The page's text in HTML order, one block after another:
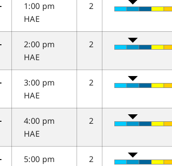
1:00 pm
HAE
2
2:00 pm
HAE
2
3:00 pm
HAE
2
4:00 pm
HAE
2
5:00 pm
2